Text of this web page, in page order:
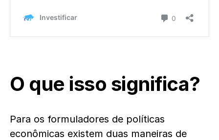
O que isso significa?
Para os formuladores de políticas
econômicas existem duas maneiras de